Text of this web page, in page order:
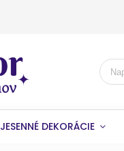
JESENNÉ DEKORÁCIE